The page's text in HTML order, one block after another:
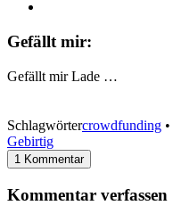
Gefällt mir:
Gefällt mir Lade …
Schlagwörtercrowdfunding •
Gebirtig
1 Kommentar
Kommentar verfassen